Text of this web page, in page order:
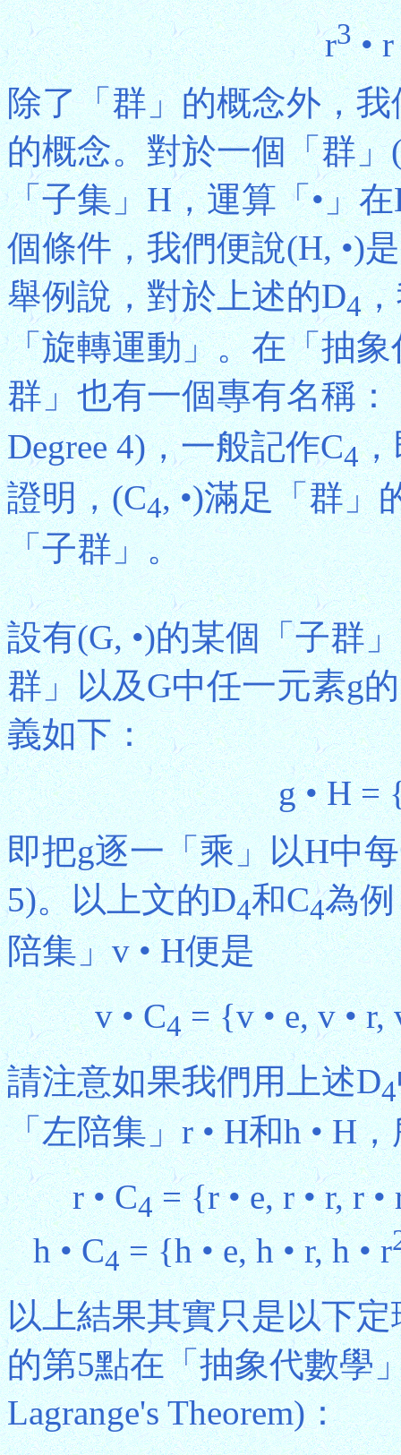
r3• r
除了「群」的概念外，
的概念。對於一個「群
「子集」H，運算「•」
個條件，我們便說(H, •)
舉例說，對於上述的D4
「旋轉運動」。在「抽
群」也有一個專有名稱：
Degree 4)，一般記作C4，
證明，(C4, •)滿足「群」
「子群」。
設有(G, •)的某個「子群
群」以及G中任一元素g的
義如下：
g • H =
即把g逐一「乘」以H中
5)。以上文的D4和C4為
陪集」v • H便是
v • C4= {v • e, v • r,
請注意如果我們用上述D4
「左陪集」r • H和h • H
r • C4= {r • e, r • r, r •
h • C4= {h • e, h • r, h • r
以上結果其實只是以下
的第5點在「抽象代數學
Lagrange's Theorem)：